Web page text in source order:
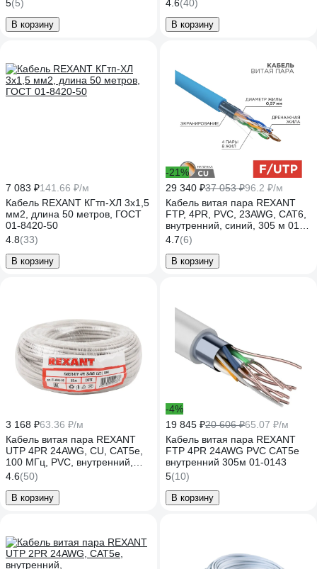
0125
5(5)
В корзину
4.6(40)
В корзину
7 083 ₽141.66 ₽/м
Кабель REXANT КГтп-ХЛ 3х1,5
мм2, длина 50 метров, ГОСТ
01-8420-50
4.8(33)
В корзину
-21%
29 340 ₽37 053 ₽96.2 ₽/м
Кабель витая пара REXANT
FTP, 4PR, PVC, 23AWG, CAT6,
внутренний, синий, 305 м 01-
0147
4.7(6)
В корзину
3 168 ₽63.36 ₽/м
Кабель витая пара REXANT
UTP 4PR 24AWG, CU, CAT5e,
100 МГц, PVC, внутренний,
серый, 50 м 01-0043-50
4.6(50)
В корзину
-4%
19 845 ₽20 606 ₽65.07 ₽/м
Кабель витая пара REXANT
FTP 4PR 24AWG PVC CAT5e
внутренний 305м 01-0143
5(10)
В корзину